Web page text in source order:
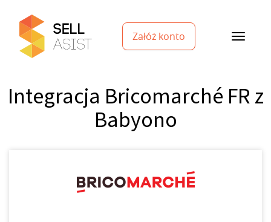
Załóż konto
Integracja Bricomarché FR z
Babyono